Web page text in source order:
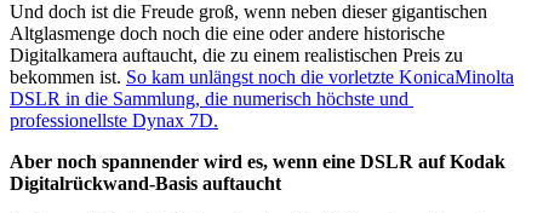
Und doch ist die Freude groß, wenn neben dieser gigantischen
Altglasmenge doch noch die eine oder andere historische
Digitalkamera auftaucht, die zu einem realistischen Preis zu
bekommen ist. So kam unlängst noch die vorletzte KonicaMinolta
DSLR in die Sammlung, die numerisch höchste und
professionellste Dynax 7D.
Aber noch spannender wird es, wenn eine DSLR auf Kodak
Digitalrückwand-Basis auftaucht